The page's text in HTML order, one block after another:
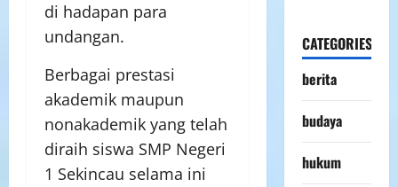
di hadapan para
undangan.
Berbagai prestasi
akademik maupun
nonakademik yang telah
diraih siswa SMP Negeri
1 Sekincau selama ini
CATEGORIES
berita
budaya
hukum